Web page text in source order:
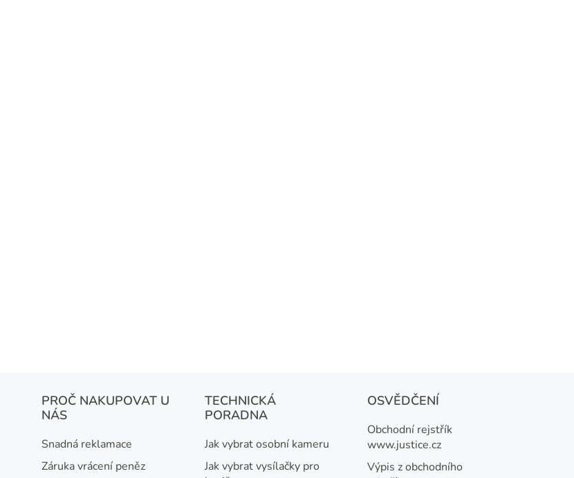
PROČ NAKUPOVAT U
NÁS
Snadná reklamace
Záruka vrácení peněz
TECHNICKÁ
PORADNA
Jak vybrat osobní kameru
Jak vybrat vysílačky pro
OSVĚDČENÍ
Obchodní rejstřík
www.justice.cz
Výpis z obchodního